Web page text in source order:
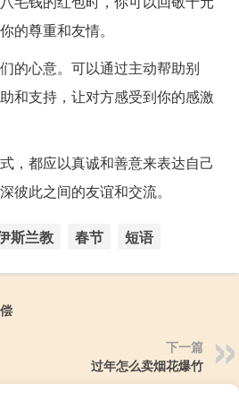
的尊重和友情。
的心意。可以通过主动帮助别
和支持，让对方感受到你的感激
，都应以真诚和善意来表达自己
彼此之间的友谊和交流。
斯兰教 春节 短语
下一篇
过年怎么卖烟花爆竹